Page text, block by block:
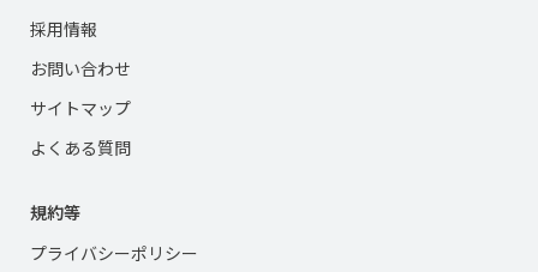
採用情報
お問い合わせ
サイトマップ
よくある質問
規約等
プライバシーポリシー